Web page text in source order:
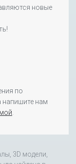
новые
по
нам
.
3D модели,